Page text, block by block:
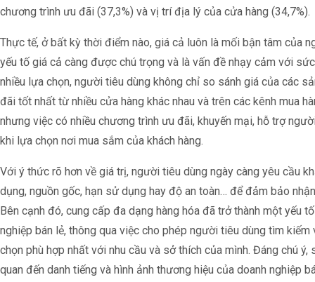
chương trình ưu đãi (37,3%) và vị trí địa lý của cửa hàng (34,7%).
Thực tế, ở bất kỳ thời điểm nào, giá cả luôn là mối bận tâm của
yếu tố giá cả càng được chú trọng và là vấn đề nhạy cảm với
nhiều lựa chọn, người tiêu dùng không chỉ so sánh giá của các
đãi tốt nhất từ nhiều cửa hàng khác nhau và trên các kênh mua
nhưng việc có nhiều chương trình ưu đãi, khuyến mại, hỗ trợ
khi lựa chọn nơi mua sắm của khách hàng.
Với ý thức rõ hơn về giá trị, người tiêu dùng ngày càng yêu cầu
dụng, nguồn gốc, hạn sử dụng hay độ an toàn… để đảm bảo
Bên cạnh đó, cung cấp đa dạng hàng hóa đã trở thành một yếu
nghiệp bán lẻ, thông qua việc cho phép người tiêu dùng tìm
chọn phù hợp nhất với nhu cầu và sở thích của mình. Đáng chú
quan đến danh tiếng và hình ảnh thương hiệu của doanh nghiệp